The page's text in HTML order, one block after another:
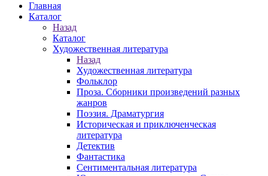
Главная
Каталог
Назад
Каталог
Художественная литература
Назад
Художественная литература
Фольклор
Проза. Сборники произведений разных
жанров
Поэзия. Драматургия
Историческая и приключенческая
литература
Детектив
Фантастика
Сентиментальная литература